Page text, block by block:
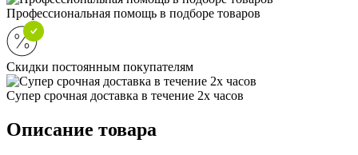
Профессиональная помощь в подборе товаров
Скидки постоянным покупателям
Супер срочная доставка в течение 2х часов
Описание товара